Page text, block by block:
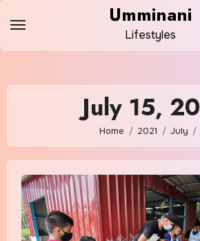
content
Umminani
Lifestyles
July 15,
Home 2021 July